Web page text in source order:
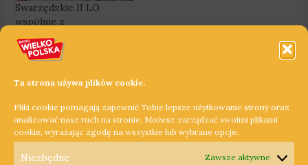
Ta strona używa plików cookie.
Pliki cookie pomagają zapewnić Tobie lepsze użytkowanie strony oraz
analizować nasz ruch na stronie. Możesz zarządzać swoimi plikami
cookie, wyrażając zgodę na wszystkie lub wybrane opcje.
Niezbędne Zawsze aktywne
Swarzędzkie II LO
wspólnie z
Uniwersytetem
Przyrodniczym będzie
kształcić dietetyków
In "Powiat Poznański"
Poprzedni Wpis Następny Wpis